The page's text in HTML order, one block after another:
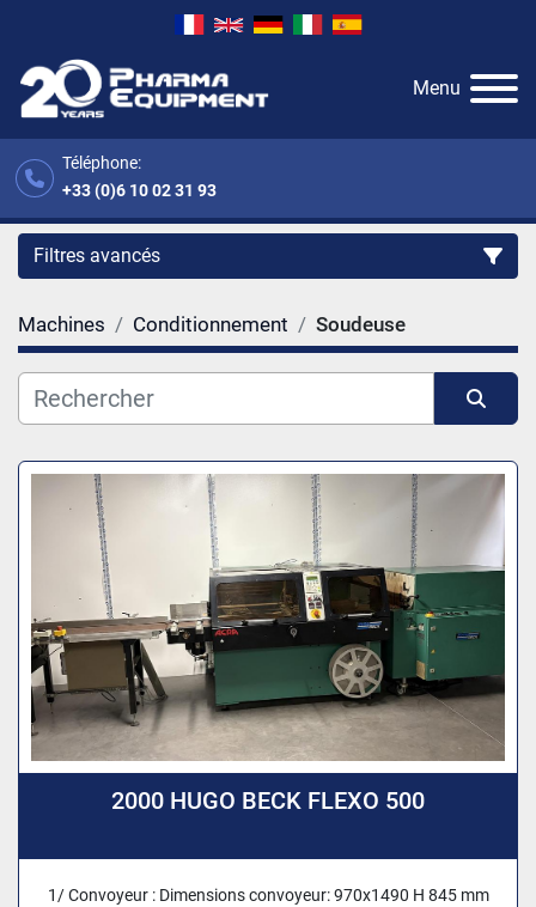
Téléphone:
+33 (0)6 10 02 31 93
Menu
Filtres avancés
Catégorie
Fabricant
Machines Conditionnement Soudeuse
2000 HUGO BECK FLEXO 500
1/ Convoyeur : Dimensions convoyeur: 970x1490 H 845 mm